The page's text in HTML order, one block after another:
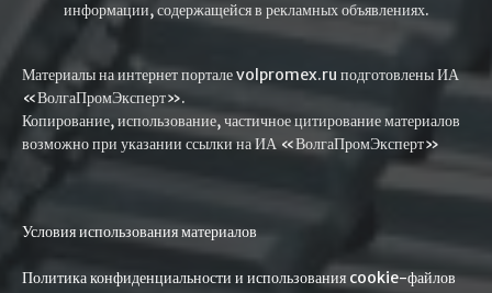
информации, содержащейся в рекламных объявлениях.
Материалы на интернет портале volpromex.ru подготовлены ИА
«ВолгаПромЭксперт».
Копирование, использование, частичное цитирование материалов
возможно при указании ссылки на ИА «ВолгаПромЭксперт»
Условия использования материалов
Политика конфиденциальности и использования cookie-файлов